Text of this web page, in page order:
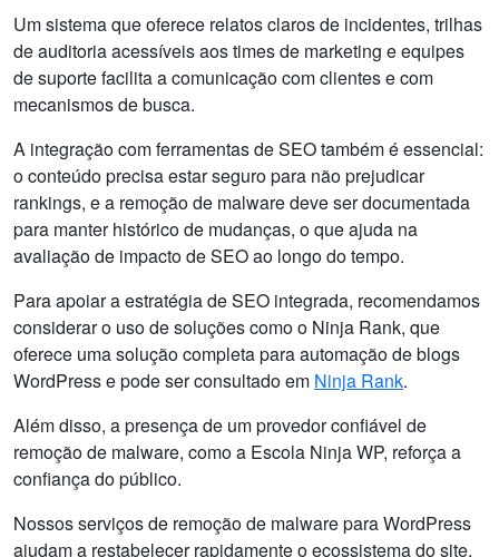
Um sistema que oferece relatos claros de incidentes, trilhas
de auditoria acessíveis aos times de marketing e equipes
de suporte facilita a comunicação com clientes e com
mecanismos de busca.
A integração com ferramentas de SEO também é essencial:
o conteúdo precisa estar seguro para não prejudicar
rankings, e a remoção de malware deve ser documentada
para manter histórico de mudanças, o que ajuda na
avaliação de impacto de SEO ao longo do tempo.
Para apoiar a estratégia de SEO integrada, recomendamos
considerar o uso de soluções como o Ninja Rank, que
oferece uma solução completa para automação de blogs
WordPress e pode ser consultado em Ninja Rank.
Além disso, a presença de um provedor confiável de
remoção de malware, como a Escola Ninja WP, reforça a
confiança do público.
Nossos serviços de remoção de malware para WordPress
ajudam a restabelecer rapidamente o ecossistema do site,